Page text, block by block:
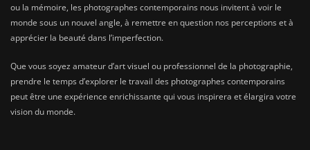
ou la mémoire, les photographes contemporains nous invitent à voir le
monde sous un nouvel angle, à remettre en question nos perceptions et à
apprécier la beauté dans l’imperfection.
Que vous soyez amateur d’art visuel ou professionnel de la photographie,
prendre le temps d’explorer le travail des photographes contemporains
peut être une expérience enrichissante qui vous inspirera et élargira votre
vision du monde.